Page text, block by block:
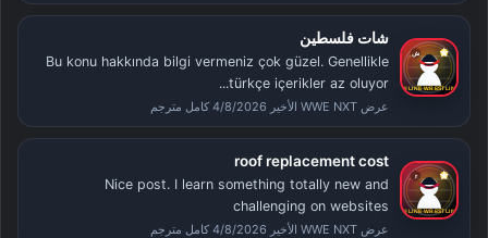
شات فلسطين
Bu konu hakkında bilgi vermeniz çok güzel. Genellikle
türkçe içerikler az oluyor...
عرض WWE NXT الأخير 4/8/2026 كامل مترجم
roof replacement cost
Nice post. I learn something totally new and
challenging on websites
عرض WWE NXT الأخير 4/8/2026 كامل مترجم